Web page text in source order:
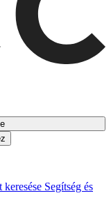
keresése Segítség és